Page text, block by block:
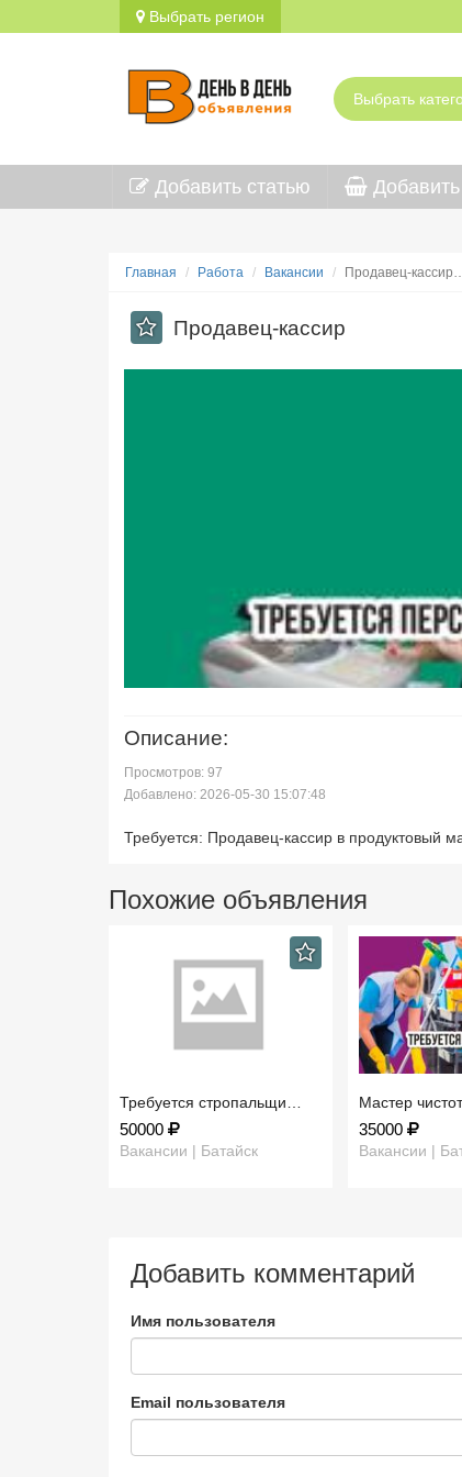
Выбрать регион
Добавить статью
Главная Работа Вакансии Продавец-
Продавец-кассир
Описание:
Просмотров: 97
Добавлено: 2026-05-30 15:07:48
Требуется: Продавец-кассир в продуктовый
Похожие объявления
Требуется стропальщи…
50000
Вакансии | Батайск
Мастер
35000
Вакансии |
Добавить комментарий
Имя пользователя
Email пользователя